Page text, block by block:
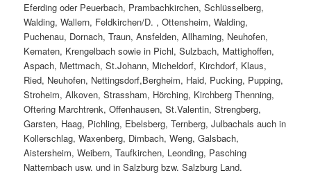
Eferding oder Peuerbach, Prambachkirchen, Schlüsselberg,
Walding, Wallern, Feldkirchen/D. , Ottensheim, Walding,
Puchenau, Dornach, Traun, Ansfelden, Allhaming, Neuhofen,
Kematen, Krengelbach sowie in Pichl, Sulzbach, Mattighoffen,
Aspach, Mettmach, St.Johann, Micheldorf, Kirchdorf, Klaus,
Ried, Neuhofen, Nettingsdorf,Bergheim, Haid, Pucking, Pupping,
Stroheim, Alkoven, Strassham, Hörching, Kirchberg Thenning,
Oftering Marchtrenk, Offenhausen, St.Valentin, Strengberg,
Garsten, Haag, Pichling, Ebelsberg, Ternberg, Julbachals auch in
Kollerschlag, Waxenberg, Dimbach, Weng, Galsbach,
Aistersheim, Weibern, Taufkirchen, Leonding, Pasching
Natternbach usw. und in Salzburg bzw. Salzburg Land.